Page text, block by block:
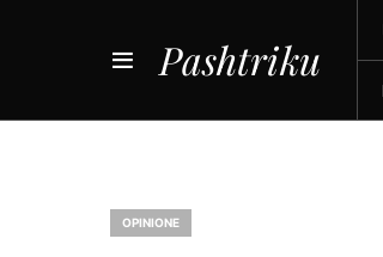
Pashtriku
OPINIONE